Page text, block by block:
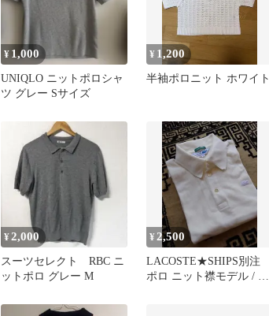
¥ 1,000
UNIQLO ニットポロシャ
ツ グレー Sサイズ
¥ 1,200
半袖ポロニット ホワイト
¥2,000
スーツセレクト RBC ニ
ットポロ グレー M
¥2,500
LACOSTE★SHIPS別注
ポロ ニット襟モデル / オ